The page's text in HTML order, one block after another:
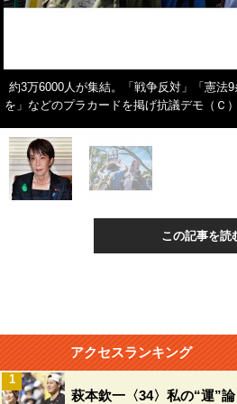
約3万6000人が集結。「戦争反対」「憲法
を」などのプラカードを掲げ抗議デモ（Ｃ
この記事を読
アクセスランキング
萩本欽一〈34〉私の“運”
1